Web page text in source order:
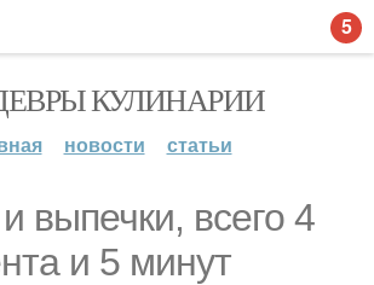
КУЛИНАРИИ
новости статьи
выпечки, всего 4
и 5 минут
5